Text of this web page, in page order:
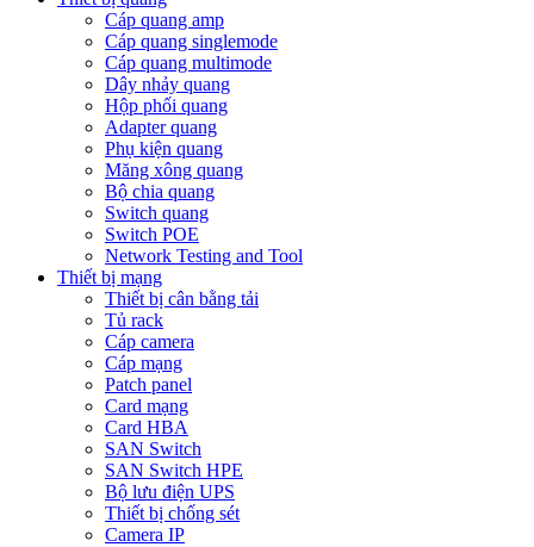
Cáp quang amp
Cáp quang singlemode
Cáp quang multimode
Dây nhảy quang
Hộp phối quang
Adapter quang
Phụ kiện quang
Măng xông quang
Bộ chia quang
Switch quang
Switch POE
Network Testing and Tool
Thiết bị mạng
Thiết bị cân bằng tải
Tủ rack
Cáp camera
Cáp mạng
Patch panel
Card mạng
Card HBA
SAN Switch
SAN Switch HPE
Bộ lưu điện UPS
Thiết bị chống sét
Camera IP